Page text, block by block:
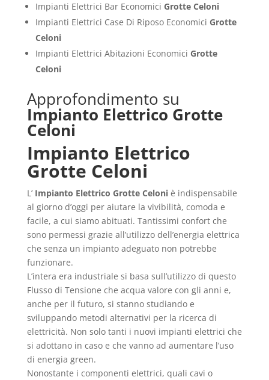
Impianti Elettrici Bar Economici Grotte Celoni
Impianti Elettrici Case Di Riposo Economici Grotte
Celoni
Impianti Elettrici Abitazioni Economici Grotte
Celoni
Approfondimento su
Impianto Elettrico Grotte
Celoni
Impianto Elettrico
Grotte Celoni
L’ Impianto Elettrico Grotte Celoniè indispensabile
al giorno d’oggi per aiutare la vivibilità, comoda e
facile, a cui siamo abituati. Tantissimi confort che
sono permessi grazie all’utilizzo dell’energia elettrica
che senza un impianto adeguato non potrebbe
funzionare.
L’intera era industriale si basa sull’utilizzo di questo
Flusso di Tensione che acqua valore con gli anni e,
anche per il futuro, si stanno studiando e
sviluppando metodi alternativi per la ricerca di
elettricità. Non solo tanti i nuovi impianti elettrici che
si adottano in caso e che vanno ad aumentare l’uso
di energia green.
Nonostante i componenti elettrici, quali cavi o